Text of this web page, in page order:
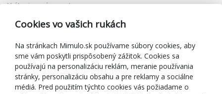
Vrátenie a výmena tovaru
Reklamácia
Zľavové kupóny
Blog
O predajcovi
Cookies vo vašich rukách
Na stránkach Mimulo.sk používame súbory cookies, aby
sme vám poskytli prispôsobený zážitok. Cookies sa
používajú na personalizáciu reklám, meranie používania
stránky, personalizáciu obsahu a pre reklamy a sociálne
médiá. Pred použitím týchto cookies vás požiadame o